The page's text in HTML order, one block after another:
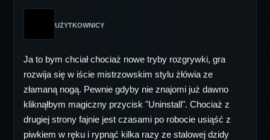
UŻYTKOWNICY
Ja to bym chciał chociaż nowe tryby rozgrywki, gra
rozwija się w iście mistrzowskim stylu żłówia ze
złamaną nogą. Pewnie gdyby nie znajomi już dawno
kliknąłbym magiczny przycisk "Uninstall". Chociaż z
drugiej strony fajnie jest czasami po robocie usiąść z
piwkiem w ręku i rypnąć kilka razy ze stalowej dzidy